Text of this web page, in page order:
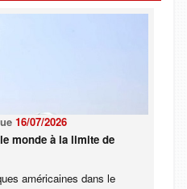
16/07/2026
monde à la limite de
américaines dans le